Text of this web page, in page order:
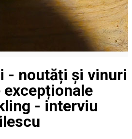
- noutăți și vinuri
- interviu